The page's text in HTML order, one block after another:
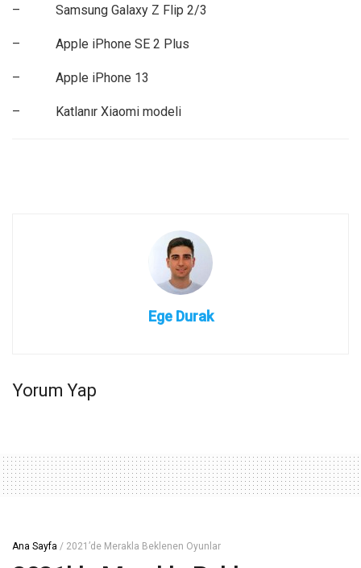
– Samsung Galaxy Z Flip 2/3
– Apple iPhone SE 2 Plus
– Apple iPhone 13
– Katlanır Xiaomi modeli
Ege Durak
Yorum Yap
Ana Sayfa / 2021’de Merakla Beklenen Oyunlar